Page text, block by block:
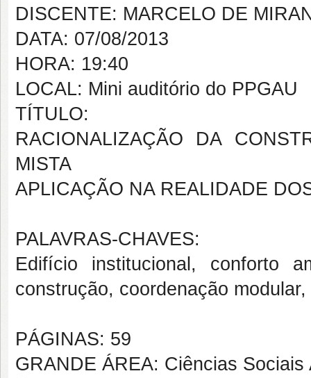
DISCENTE: MARCELO DE
DATA: 07/08/2013
HORA: 19:40
LOCAL: Mini auditório do PPGAU
TÍTULO:
RACIONALIZAÇÃO DA
MISTA
APLICAÇÃO NA REALIDADE
PALAVRAS-CHAVES:
Edifício institucional, conforto
construção, coordenação
PÁGINAS: 59
GRANDE ÁREA: Ciências Sociais